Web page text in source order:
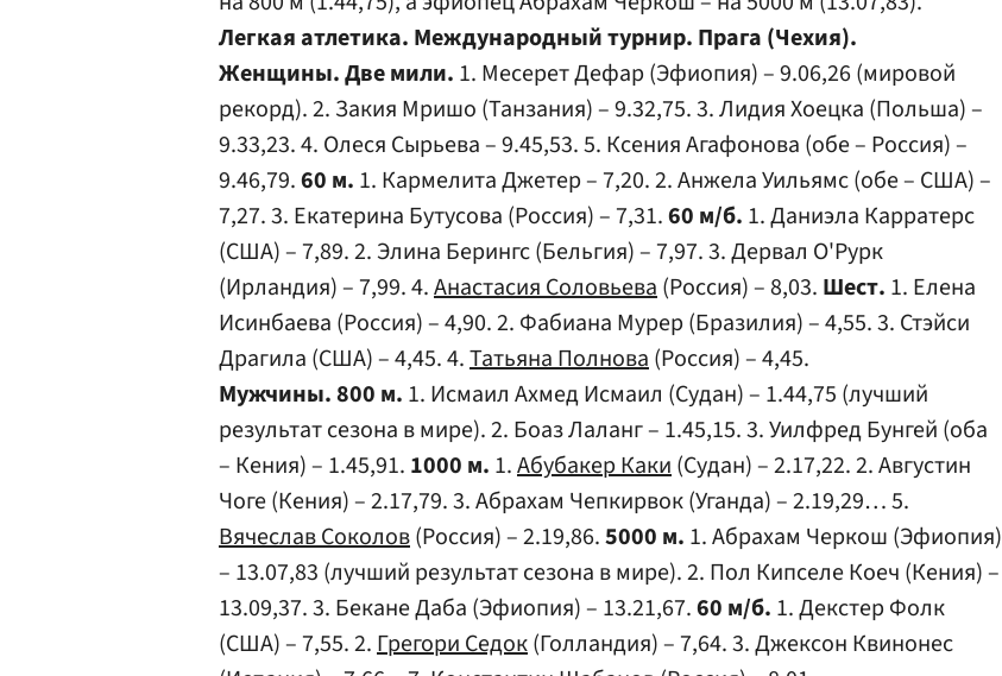
Легкая атлетика. Международный турнир. Прага (Чехия).
Женщины. Две мили. 1. Месерет Дефар (Эфиопия) – 9.06,26 (мировой
рекорд). 2. Закия Мришо (Танзания) – 9.32,75. 3. Лидия Хоецка (Польша) –
9.33,23. 4. Олеся Сырьева – 9.45,53. 5. Ксения Агафонова (обе – Россия) –
9.46,79.60 м. 1. Кармелита Джетер – 7,20. 2. Анжела Уильямс (обе – США) –
7,27. 3. Екатерина Бутусова (Россия) – 7,31.60 м/б. 1. Даниэла Карратерс
(США) – 7,89. 2. Элина Берингс (Бельгия) – 7,97. 3. Дервал О'Рурк
(Ирландия) – 7,99. 4.Анастасия Соловьева(Россия) – 8,03. Шест. 1. Елена
Исинбаева (Россия) – 4,90. 2. Фабиана Мурер (Бразилия) – 4,55. 3. Стэйси
Драгила (США) – 4,45. 4.Татьяна Полнова(Россия) – 4,45.
Мужчины. 800 м. 1. Исмаил Ахмед Исмаил (Судан) – 1.44,75 (лучший
результат сезона в мире). 2. Боаз Лаланг – 1.45,15. 3. Уилфред Бунгей (оба
– Кения) – 1.45,91. 1000 м. 1.Абубакер Каки(Судан) – 2.17,22. 2. Августин
Чоге (Кения) – 2.17,79. 3. Абрахам Чепкирвок (Уганда) – 2.19,29… 5.
Вячеслав Соколов(Россия) – 2.19,86.5000 м. 1. Абрахам Черкош (Эфиопия)
– 13.07,83 (лучший результат сезона в мире). 2. Пол Кипселе Коеч (Кения) –
13.09,37. 3. Бекане Даба (Эфиопия) – 13.21,67.60 м/б. 1. Декстер Фолк
(США) – 7,55. 2.Грегори Седок(Голландия) – 7,64. 3. Джексон Квинонес